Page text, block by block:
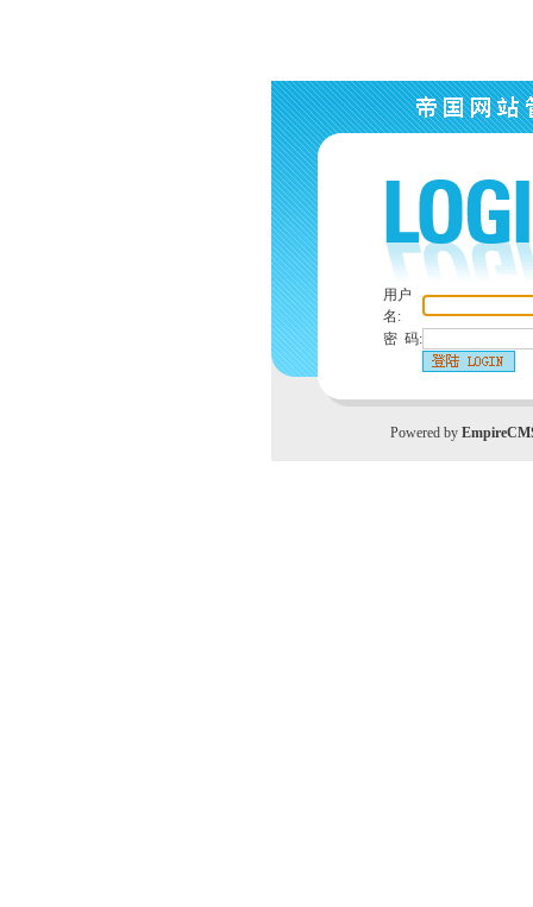
用户
名:
密 码:
Powered by